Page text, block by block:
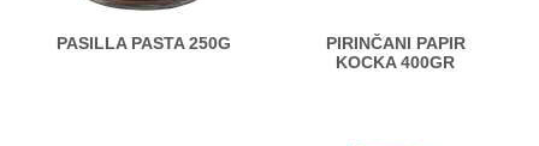
PASILLA PASTA 250G
PIRINČANI PAPIR
KOCKA 400GR